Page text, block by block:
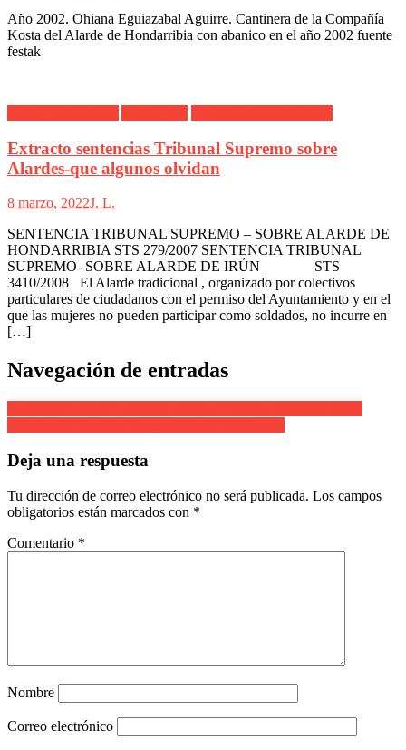
Año 2002. Ohiana Eguiazabal Aguirre. Cantinera de la Compañía
Kosta del Alarde de Hondarribia con abanico en el año 2002 fuente
festak
Extracto sentencias Tribunal Supremo sobre
Alardes-que algunos olvidan
8 marzo, 2022J. L.
SENTENCIA TRIBUNAL SUPREMO – SOBRE ALARDE DE
HONDARRIBIA STS 279/2007 SENTENCIA TRIBUNAL
SUPREMO- SOBRE ALARDE DE IRÚN STS
3410/2008 El Alarde tradicional , organizado por colectivos
particulares de ciudadanos con el permiso del Ayuntamiento y en el
que las mujeres no pueden participar como soldados, no incurre en
[…]
Navegación de entradas
Deja una respuesta
Tu dirección de correo electrónico no será publicada. Los campos
obligatorios están marcados con *
Comentario *
Nombre
Correo electrónico